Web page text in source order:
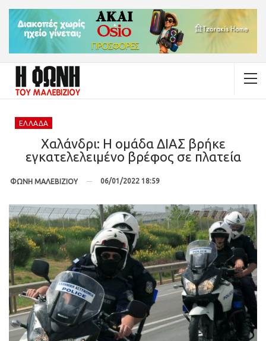
ΕΛΛΆΔΑ
Xαλάνδρι: Η ομάδα ΔΙΑΣ βρήκε
εγκατελελειμένο βρέφος σε πλατεία
ΦΩΝΗ ΜΑΛΕΒΙΖΙΟΥ 06/01/2022 18:59